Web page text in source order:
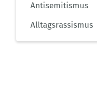
Antisemitismus
Alltagsrassismus